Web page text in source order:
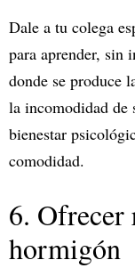
Dale a tu colega
para aprender, sin
donde se produce
la incomodidad de
bienestar
comodidad.
6. Ofrecer
hormigón